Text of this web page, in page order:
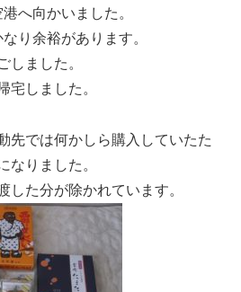
へ向かいました。
り余裕があります。
しました。
宅しました。
先では何かしら購入していたた
なりました。
した分が除かれています。